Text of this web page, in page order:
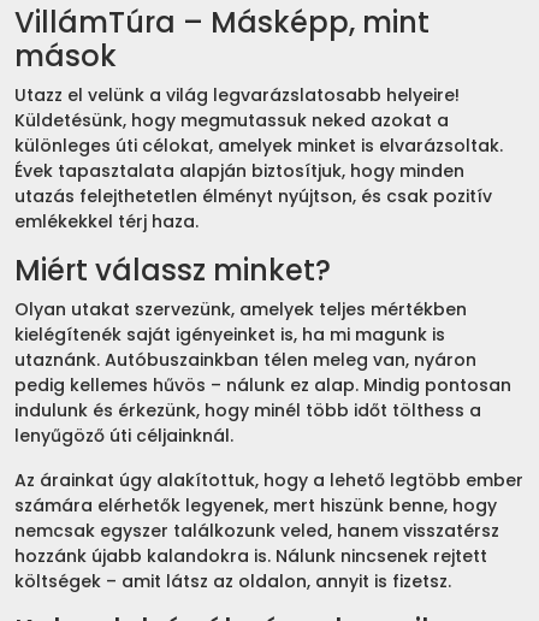
VillámTúra – Másképp, mint
mások
Utazz el velünk a világ legvarázslatosabb helyeire!
Küldetésünk, hogy megmutassuk neked azokat a
különleges úti célokat, amelyek minket is elvarázsoltak.
Évek tapasztalata alapján biztosítjuk, hogy minden
utazás felejthetetlen élményt nyújtson, és csak pozitív
emlékekkel térj haza.
Miért válassz minket?
Olyan utakat szervezünk, amelyek teljes mértékben
kielégítenék saját igényeinket is, ha mi magunk is
utaznánk. Autóbuszainkban télen meleg van, nyáron
pedig kellemes hűvös – nálunk ez alap. Mindig pontosan
indulunk és érkezünk, hogy minél több időt tölthess a
lenyűgöző úti céljainknál.
Az árainkat úgy alakítottuk, hogy a lehető legtöbb ember
számára elérhetők legyenek, mert hiszünk benne, hogy
nemcsak egyszer találkozunk veled, hanem visszatérsz
hozzánk újabb kalandokra is. Nálunk nincsenek rejtett
költségek – amit látsz az oldalon, annyit is fizetsz.